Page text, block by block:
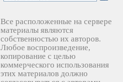
Все расположенные на сервере
материалы являются
собственностью их авторов.
Любое воспроизведение,
копирование с целью
коммерческого использования
этих материалов должно